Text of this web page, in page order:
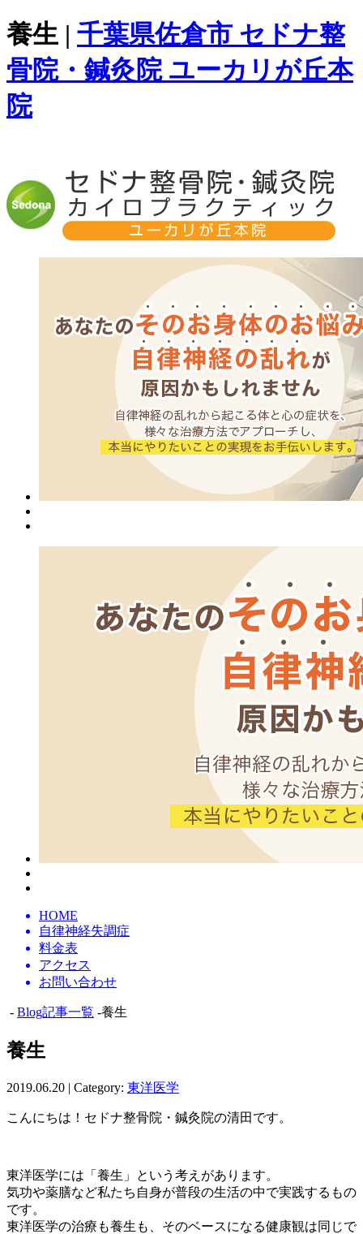
養生 | 千葉県佐倉市 セドナ整
骨院・鍼灸院 ユーカリが丘本
院
HOME
自律神経失調症
料金表
アクセス
お問い合わせ
- Blog記事一覧 -養生
養生
2019.06.20 | Category: 東洋医学
こんにちは！セドナ整骨院・鍼灸院の清田です。
東洋医学には「養生」という考えがあります。
気功や薬膳など私たち自身が普段の生活の中で実践するもの
です。
東洋医学の治療も養生も、そのベースになる健康観は同じで